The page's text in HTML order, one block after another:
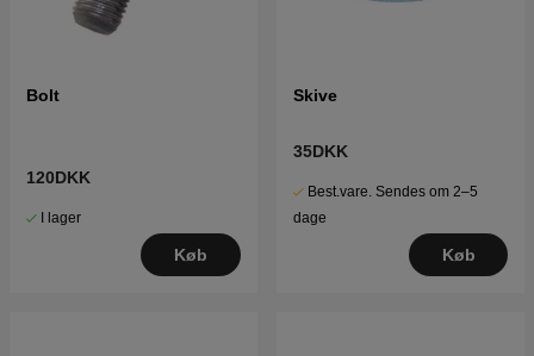
Bolt
120DKK
I lager
Køb
Skive
35DKK
Best.vare. Sendes om 2–5
dage
Køb